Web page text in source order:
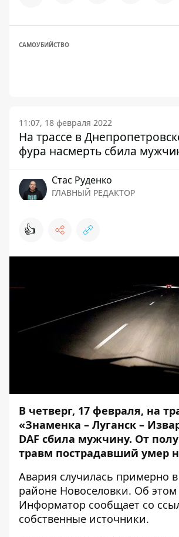
САМОУБИЙСТВО
11:07, 18 февраля 2022
На трассе в
фура насмерть сбила
Стаc Руденко
ГЛАВНЫЙ РЕДАКТОР
👍
В четверг, 17 февраля, на
«Знаменка – Луганск –
DAF сбила мужчину. От
травм пострадавший умер
Авария случилась примерно
районе Новоселовки. Об этом
Информатор сообщает со
собственные источники.